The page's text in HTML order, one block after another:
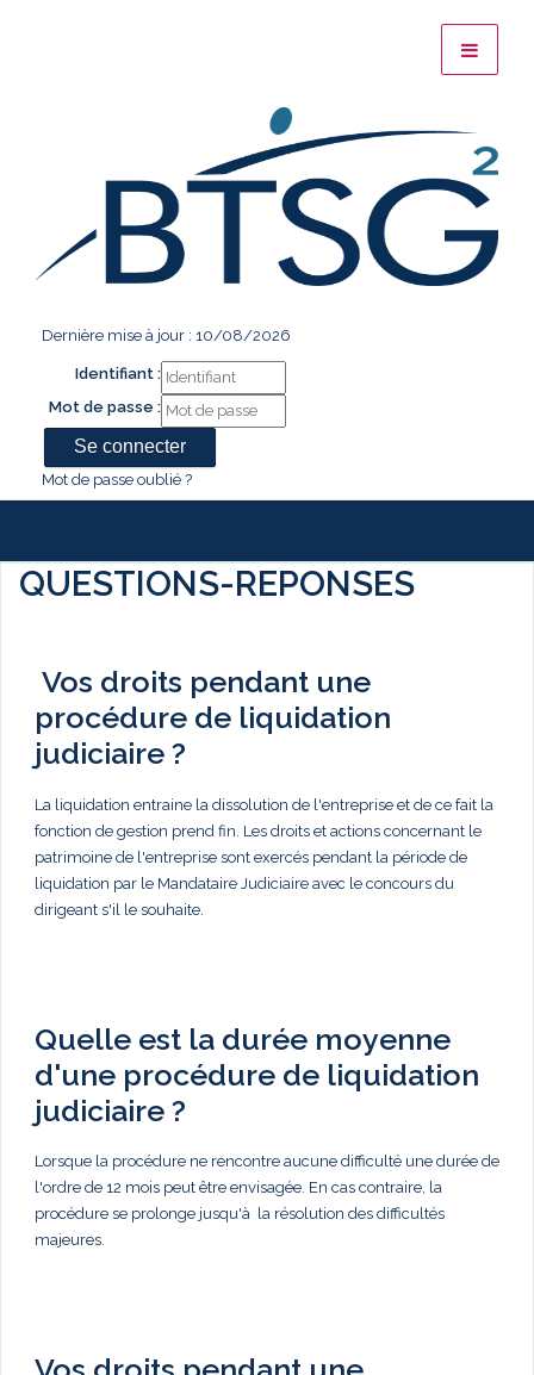
Dernière mise à jour : 10/08/2026
Identifiant :
Mot de passe :
Mot de passe oublié ?
QUESTIONS-REPONSES
Vos droits pendant une
procédure de liquidation
judiciaire ?
La liquidation entraine la dissolution de l'entreprise et de ce fait la
fonction de gestion prend fin. Les droits et actions concernant le
patrimoine de l'entreprise sont exercés pendant la période de
liquidation par le Mandataire Judiciaire avec le concours du
dirigeant s'il le souhaite.
Quelle est la durée moyenne
d'une procédure de liquidation
judiciaire ?
Lorsque la procédure ne rencontre aucune difficulté une durée de
l'ordre de 12 mois peut être envisagée. En cas contraire, la
procédure se prolonge jusqu'à la résolution des difficultés
majeures.